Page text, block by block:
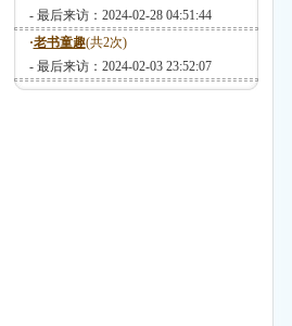
- 最后来访：2024-02-28 04:51:44
·老书童趣(共2次)
- 最后来访：2024-02-03 23:52:07